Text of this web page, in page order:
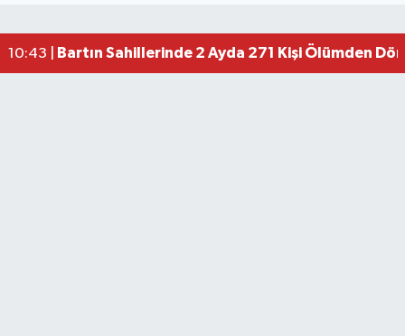
10:43 | Bartın Sahillerinde 2 Ayda 271 Kişi Ölümden